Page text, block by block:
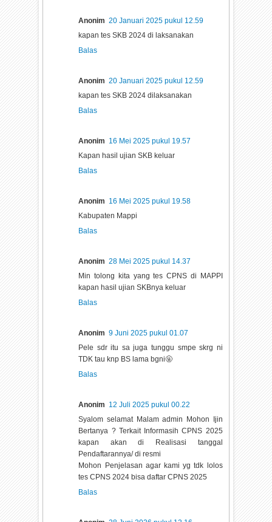
Anonim 20 Januari 2025 pukul 12.59
kapan tes SKB 2024 di laksanakan
Balas
Anonim 20 Januari 2025 pukul 12.59
kapan tes SKB 2024 dilaksanakan
Balas
Anonim 16 Mei 2025 pukul 19.57
Kapan hasil ujian SKB keluar
Balas
Anonim 16 Mei 2025 pukul 19.58
Kabupaten Mappi
Balas
Anonim 28 Mei 2025 pukul 14.37
Min tolong kita yang tes CPNS di MAPPI
kapan hasil ujian SKBnya keluar
Balas
Anonim 9 Juni 2025 pukul 01.07
Pele sdr itu sa juga tunggu smpe skrg ni
TDK tau knp BS lama bgni🤬
Balas
Anonim 12 Juli 2025 pukul 00.22
Syalom selamat Malam admin Mohon Ijin
Bertanya ? Terkait Informasih CPNS 2025
kapan akan di Realisasi tanggal
Pendaftarannya/ di resmi
Mohon Penjelasan agar kami yg tdk lolos
tes CPNS 2024 bisa daftar CPNS 2025
Balas